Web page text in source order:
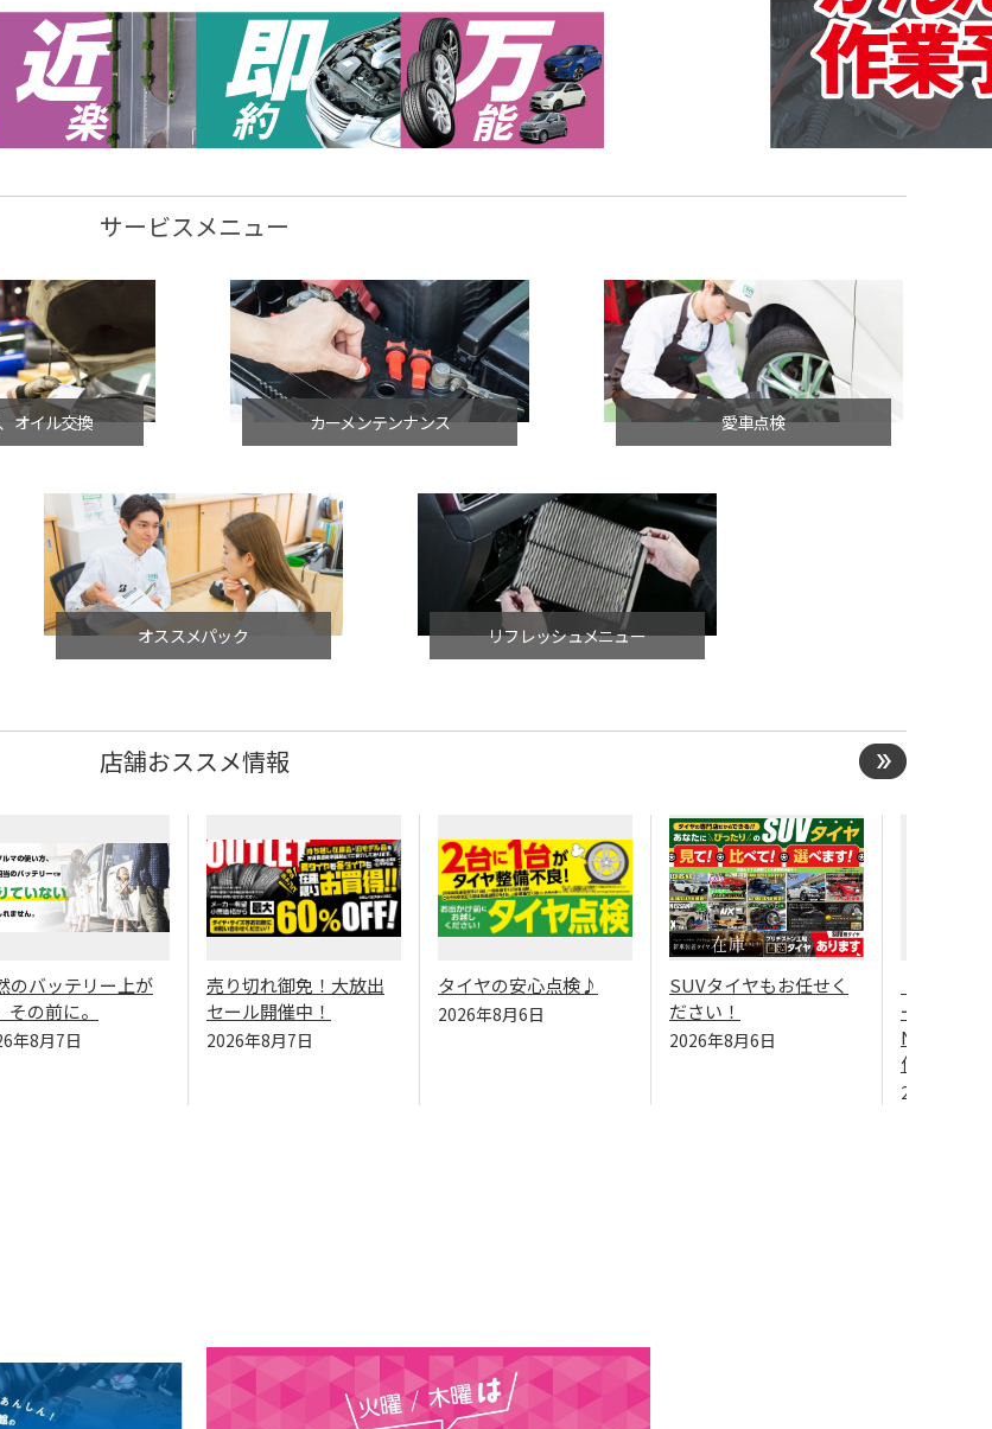
サービスメニュー
オイル交換 カーメンテンナンス 愛車点検
オススメパック リフレッシュメニュー
店舗おススメ情報
のバッテリー上が
その前に。
年8月7日
売り切れ御免！大放出
セール開催中！
2026年8月7日
タイヤの安心点検♪
2026年8月6日
SUVタイヤもお任せく
ださい！
2026年8月6日
ールダー
NKE165G)
作業（
2026年8月